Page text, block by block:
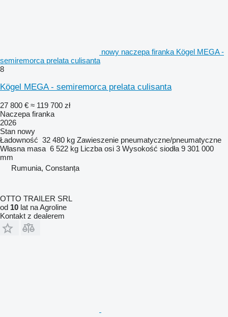
nowy naczepa firanka Kögel MEGA -
semiremorca prelata culisanta
8
Kögel MEGA - semiremorca prelata culisanta
27 800 € ≈ 119 700 zł
Naczepa firanka
2026
Stan nowy
Ładowność 32 480 kg Zawieszenie pneumatyczne/pneumatyczne
Własna masa 6 522 kg Liczba osi 3 Wysokość siodła 9 301 000
mm
Rumunia, Constanța
OTTO TRAILER SRL
od 10 lat na Agroline
Kontakt z dealerem